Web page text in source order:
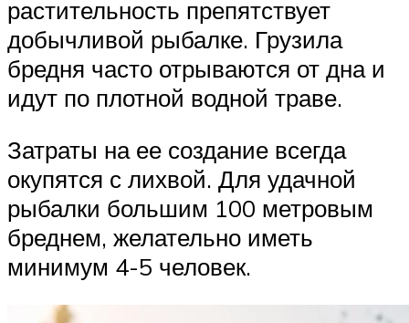
растительность препятствует
добычливой рыбалке. Грузила
бредня часто отрываются от дна и
идут по плотной водной траве.
Затраты на ее создание всегда
окупятся с лихвой. Для удачной
рыбалки большим 100 метровым
бреднем, желательно иметь
минимум 4-5 человек.